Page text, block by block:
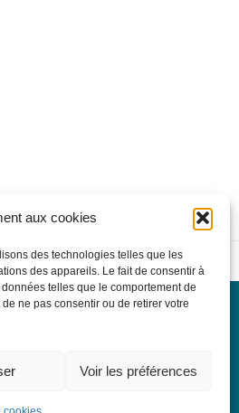
aux cookies
des technologies telles que les
des appareils. Le fait de consentir à
telles que le comportement de
ne pas consentir ou de retirer votre
Voir les préférences